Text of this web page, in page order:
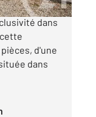
(Femme
dans
d'une
dans